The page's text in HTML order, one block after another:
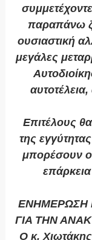
παραπάνω
ουσιαστική
μεγάλες
Επιτέλους
της
μπορέσουν
ΕΝΗΜΕΡΩΣΗ
ΓΙΑ ΤΗΝ
Ο κ.